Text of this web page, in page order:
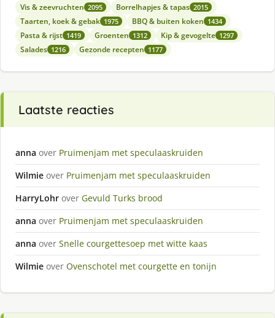
Vis & zeevruchten 2095 Borrelhapjes & tapas 2015
Taarten, koek & gebak 1975 BBQ & buiten koken 1434
Pasta & rijst 1419 Groenten 1312 Kip & gevogelte 1297
Salades 1216 Gezonde recepten 1177
Laatste reacties
anna over Pruimenjam met speculaaskruiden
Wilmie over Pruimenjam met speculaaskruiden
HarryLohr over Gevuld Turks brood
anna over Pruimenjam met speculaaskruiden
anna over Snelle courgettesoep met witte kaas
Wilmie over Ovenschotel met courgette en tonijn